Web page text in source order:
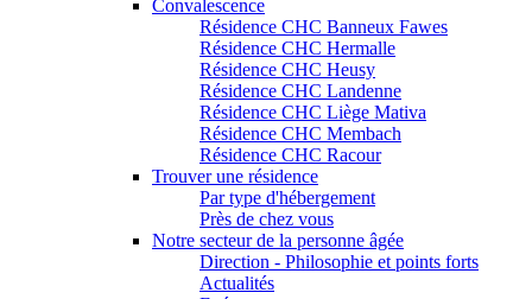
Convalescence
Résidence CHC Banneux Fawes
Résidence CHC Hermalle
Résidence CHC Heusy
Résidence CHC Landenne
Résidence CHC Liège Mativa
Résidence CHC Membach
Résidence CHC Racour
Trouver une résidence
Par type d'hébergement
Près de chez vous
Notre secteur de la personne âgée
Direction - Philosophie et points forts
Actualités